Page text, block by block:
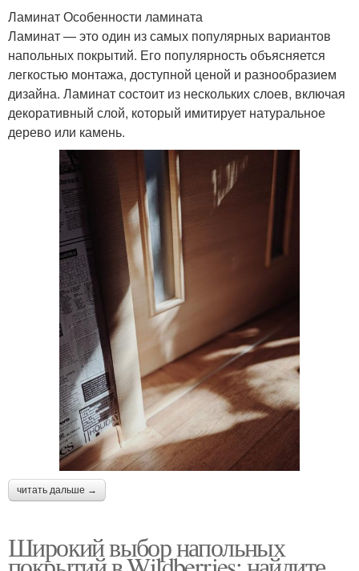
Ламинат Особенности ламината
Ламинат — это один из самых популярных вариантов
напольных покрытий. Его популярность объясняется
легкостью монтажа, доступной ценой и разнообразием
дизайна. Ламинат состоит из нескольких слоев, включая
декоративный слой, который имитирует натуральное
дерево или камень.
читать дальше →
Широкий выбор напольных